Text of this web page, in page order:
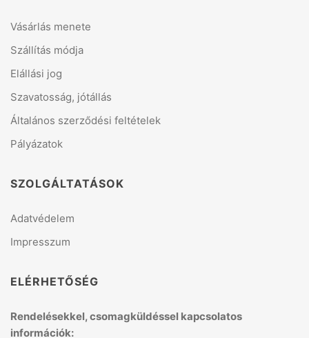
Vásárlás menete
Szállítás módja
Elállási jog
Szavatosság, jótállás
Általános szerződési feltételek
Pályázatok
SZOLGÁLTATÁSOK
Adatvédelem
Impresszum
ELÉRHETŐSÉG
Rendelésekkel, csomagküldéssel kapcsolatos
információk: